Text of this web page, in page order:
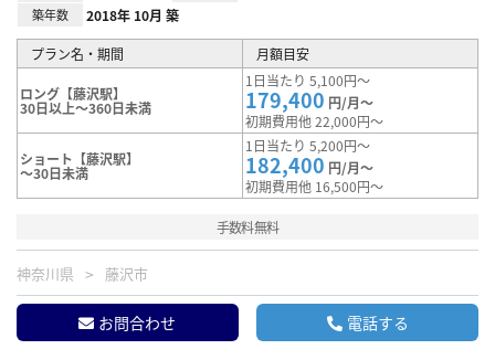
築年数 2018年 10月 築
プラン名・期間 月額目安
ロング【藤沢駅】
30日以上～360日未満
1日当たり 5,100円～
179,400 円/月～
初期費用他 22,000円～
ショート【藤沢駅】
～30日未満
1日当たり 5,200円～
182,400 円/月～
初期費用他 16,500円～
手数料無料
神奈川県 藤沢市
お問合わせ 電話する